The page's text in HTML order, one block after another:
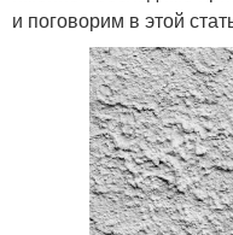
и поговорим в этой